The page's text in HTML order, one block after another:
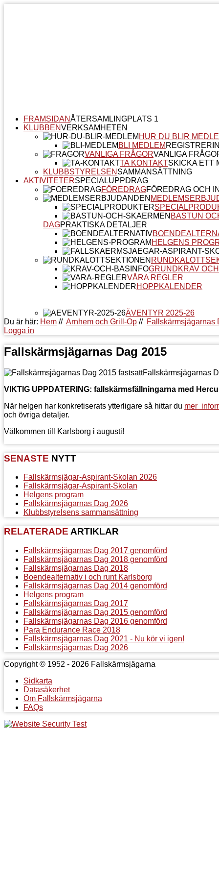
FRAMSIDANÅTERSAMLINGPLATS 1
KLUBBENVERKSAMHETEN
HUR DU BLIR
BLI MEDLEM
VANLIGA FRÅGORVANLIGA
TA KONTAKTSKICKA ETT
KLUBBSTYRELSEN SAMMANSÄTTNING
AKTIVITETERSPECIALUPPDRAG
FÖREDRAGFÖREDRAG OCH
BASTUN
DAGPRAKTISKA DETALJER
HELGENS
GRUNDKRAV
VÅRA REGLER
HOPPKALENDER
ÄVENTYR 2025-26
Du är här: Hem // Arnhem och Grill-Op // Fallskärmsjägarnas
Logga in
Fallskärmsjägarnas Dag 2015
Fallskärmsjägarnas
VIKTIG UPPDATERING: fallskärmsfällningarna med
När helgen har konkretiserats ytterligare så hittar du mer
och övriga detaljer.
Välkommen till Karlsborg i augusti!
SENASTE NYTT
Fallskärmsjägar-Aspirant-Skolan 2026
Fallskärmsjägar-Aspirant-Skolan
Helgens program
Fallskärmsjägarnas Dag 2026
Klubbstyrelsens sammansättning
RELATERADE ARTIKLAR
Fallskärmsjägarnas Dag 2017 genomförd
Fallskärmsjägarnas Dag 2018 genomförd
Fallskärmsjägarnas Dag 2018
Boendealternativ i och runt Karlsborg
Fallskärmsjägarnas Dag 2014 genomförd
Helgens program
Fallskärmsjägarnas Dag 2017
Fallskärmsjägarnas Dag 2015 genomförd
Fallskärmsjägarnas Dag 2016 genomförd
Para Endurance Race 2018
Fallskärmsjägarnas Dag 2021 - Nu kör vi igen!
Fallskärmsjägarnas Dag 2026
Copyright © 1952 - 2026 Fallskärmsjägarna
Sidkarta
Datasäkerhet
Om Fallskärmsjägarna
FAQs